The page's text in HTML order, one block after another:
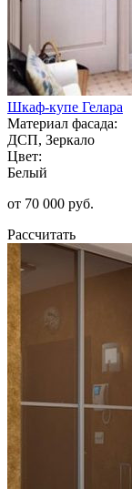
Шкаф-купе Гелара
Материал фасада:
ДСП, Зеркало
Цвет:
Белый
от 70 000 руб.
Рассчитать